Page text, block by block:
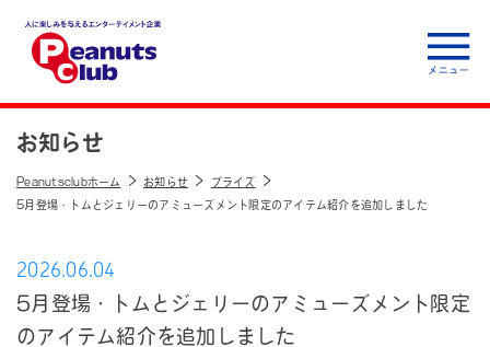
人に楽しみを与えるエ
業 Peanuts club
お知らせ
Peanutsclubホーム お知らせ プライズ
5月登場・トムとジェリーのアミューズメント限定のアイテム紹介を追加しました
2026.06.04
5月登場・トムとジェリーのアミューズメント限定
のアイテム紹介を追加しました